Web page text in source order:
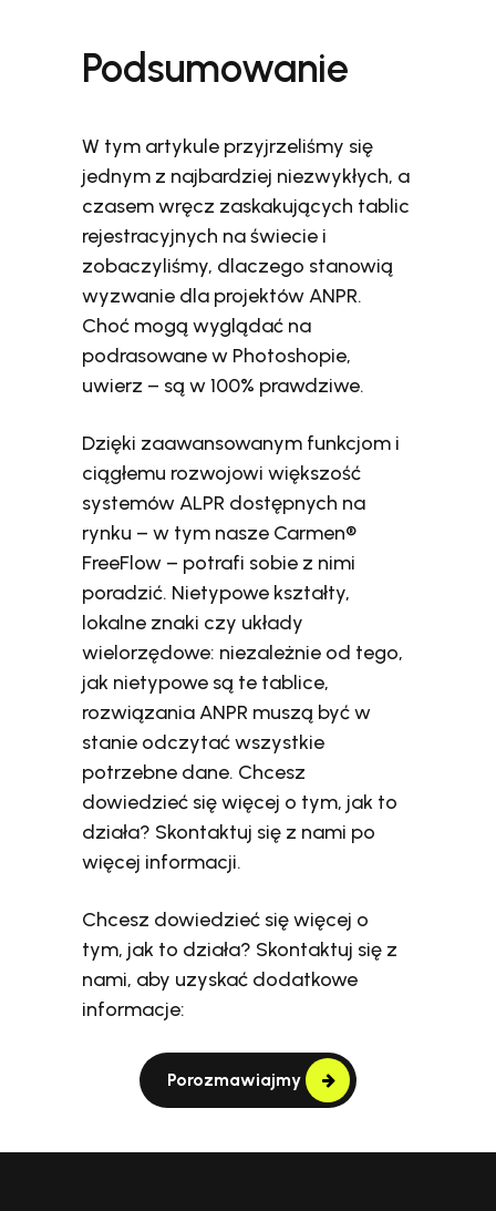
Podsumowanie
W tym artykule przyjrzeliśmy się
jednym z najbardziej niezwykłych, a
czasem wręcz zaskakujących tablic
rejestracyjnych na świecie i
zobaczyliśmy, dlaczego stanowią
wyzwanie dla projektów ANPR.
Choć mogą wyglądać na
podrasowane w Photoshopie,
uwierz – są w 100% prawdziwe.
Dzięki zaawansowanym funkcjom i
ciągłemu rozwojowi większość
systemów ALPR dostępnych na
rynku – w tym nasze Carmen®
FreeFlow – potrafi sobie z nimi
poradzić. Nietypowe kształty,
lokalne znaki czy układy
wielorzędowe: niezależnie od tego,
jak nietypowe są te tablice,
rozwiązania ANPR muszą być w
stanie odczytać wszystkie
potrzebne dane. Chcesz
dowiedzieć się więcej o tym, jak to
działa? Skontaktuj się z nami po
więcej informacji.
Chcesz dowiedzieć się więcej o
tym, jak to działa? Skontaktuj się z
nami, aby uzyskać dodatkowe
informacje:
Porozmawiajmy